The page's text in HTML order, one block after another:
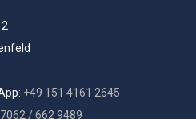
+49 151 4161 2645
/ 662 9489